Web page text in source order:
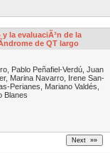
la evaluaciÃ³n de la
de QT largo
Pablo Peñafiel-Verdú, Juan
Marina Navarro, Irene San-
Perianes, Mariano Valdés,
Blanes